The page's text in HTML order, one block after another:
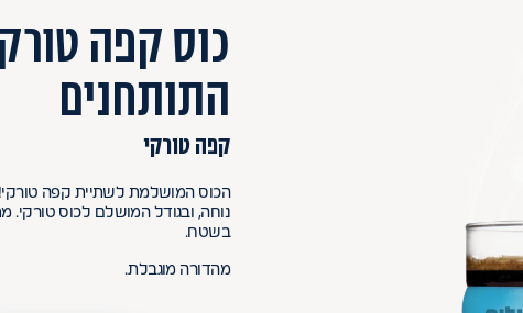
Use Up and
כוס קפה
התותחנים
קפה טורקי
הכוס המושלמת לשתיית קפה
נוחה, ובגודל המושלם לכוס
בשטח.
מהדורה מוגבלת.